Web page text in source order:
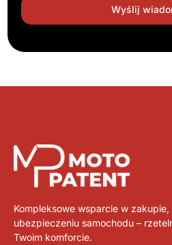
Kompleksowe wsparcie w zakupie,
ubezpieczeniu samochodu –
Twoim komforcie.